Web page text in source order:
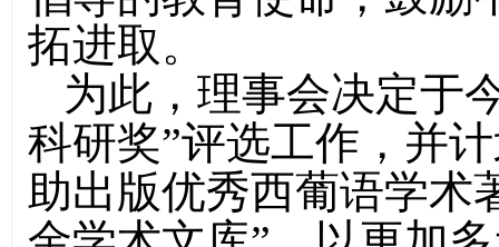
拓进取。
为此，理事会决定于
科研奖”评选工作，并
助出版优秀西葡语学术